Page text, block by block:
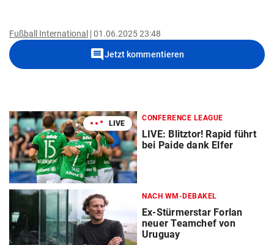
Fußball International 01.06.2025 23:48
commentJetzt kommentieren
LIVE
CONFERENCE LEAGUE
LIVE: Blitztor! Rapid führt
bei Paide dank Elfer
NACH WM-DEBAKEL
Ex-Stürmerstar Forlan
neuer Teamchef von
Uruguay